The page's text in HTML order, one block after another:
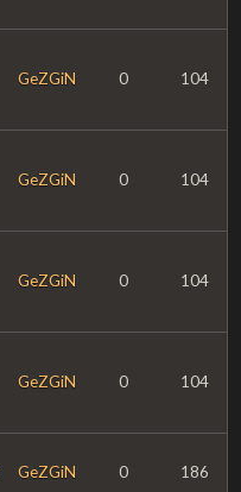
GeZGiN 0 104
GeZGiN 0 104
GeZGiN 0 104
GeZGiN 0 104
GeZGiN 0 186